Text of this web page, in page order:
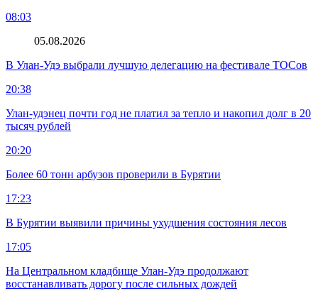
08:03
05.08.2026
В Улан-Удэ выбрали лучшую делегацию на фестивале ТОСов
20:38
Улан-удэнец почти год не платил за тепло и накопил долг в 20
тысяч рублей
20:20
Более 60 тонн арбузов проверили в Бурятии
17:23
В Бурятии выявили причины ухудшения состояния лесов
17:05
На Центральном кладбище Улан-Удэ продолжают
восстанавливать дорогу после сильных дождей